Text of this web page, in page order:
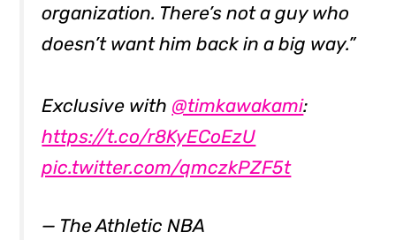
organization. There’s not a guy who
doesn’t want him back in a big way.”
Exclusive with @timkawakami:
https://t.co/r8KyECoEzU
pic.twitter.com/qmczkPZF5t
— The Athletic NBA